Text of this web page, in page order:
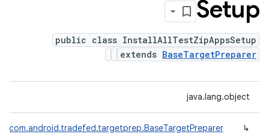
Setup
public class InstallAllTestZipAppsSetup
extends BaseTargetPreparer
java.lang.object
↳
com.android.tradefed.targetprep.BaseTargetPreparer